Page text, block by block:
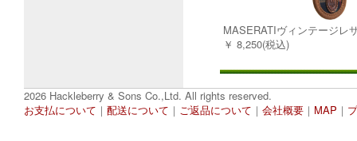
MASERATIヴィンテージレ
￥ 8,250(税込)
2026 Hackleberry & Sons Co.,Ltd. All rights reserved.
お支払について ｜ 配送について ｜ ご返品について ｜ 会社概要 ｜ MAP ｜